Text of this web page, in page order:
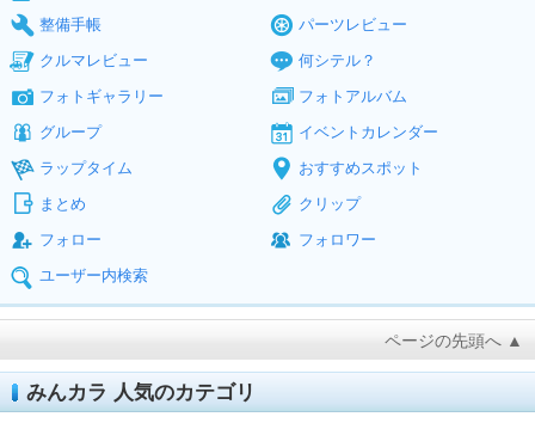
整備手帳
パーツレビュー
クルマレビュー
何シテル？
フォトギャラリー
フォトアルバム
グループ
イベントカレンダー
ラップタイム
おすすめスポット
まとめ
クリップ
フォロー
フォロワー
ユーザー内検索
ページの先頭へ ▲
みんカラ 人気のカテゴリ